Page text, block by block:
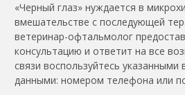
«Черный глаз» нуждается в
вмешательстве с последующей
ветеринар-офтальмолог
консультацию и ответит на все
связи воспользуйтесь указанными
данными: номером телефона или